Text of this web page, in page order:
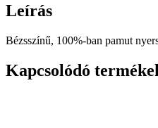
Leírás
Bézsszínű, 100%-ban pamut
Kapcsolódó